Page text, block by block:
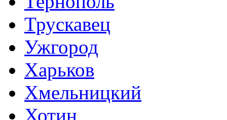
Трускавец
Ужгород
Харьков
Хмельницкий
Хотин